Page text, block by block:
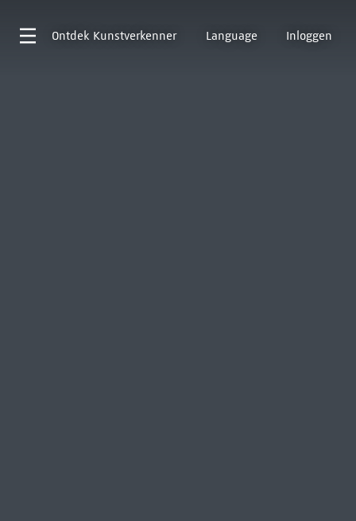
Ontdek Kunstverkenner Language Inloggen